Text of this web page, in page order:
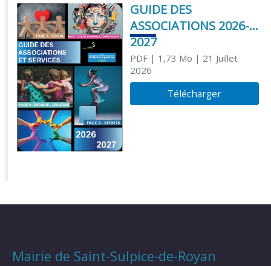
GUIDE DES
ASSOCIATIONS 2026-
2027
PDF| 1,73 Mo | 21 Juillet
2026
Télécharger
Mairie de Saint-Sulpice-de-Royan